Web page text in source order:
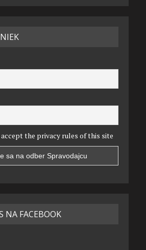
the privacy rules of this site
NA FACEBOOK